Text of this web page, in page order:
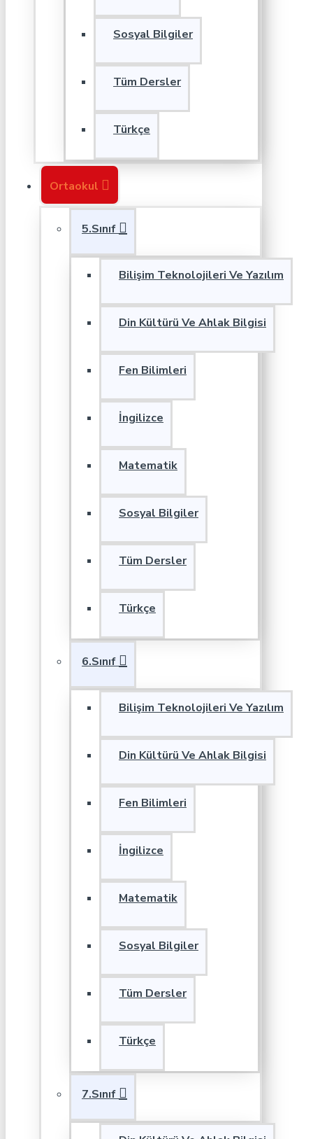
Sosyal Bilgiler
Tüm Dersler
Türkçe
Ortaokul
5.Sınıf
Bilişim Teknolojileri Ve Yazılım
Din Kültürü Ve Ahlak Bilgisi
Fen Bilimleri
İngilizce
Matematik
Sosyal Bilgiler
Tüm Dersler
Türkçe
6.Sınıf
Bilişim Teknolojileri Ve Yazılım
Din Kültürü Ve Ahlak Bilgisi
Fen Bilimleri
İngilizce
Matematik
Sosyal Bilgiler
Tüm Dersler
Türkçe
7.Sınıf